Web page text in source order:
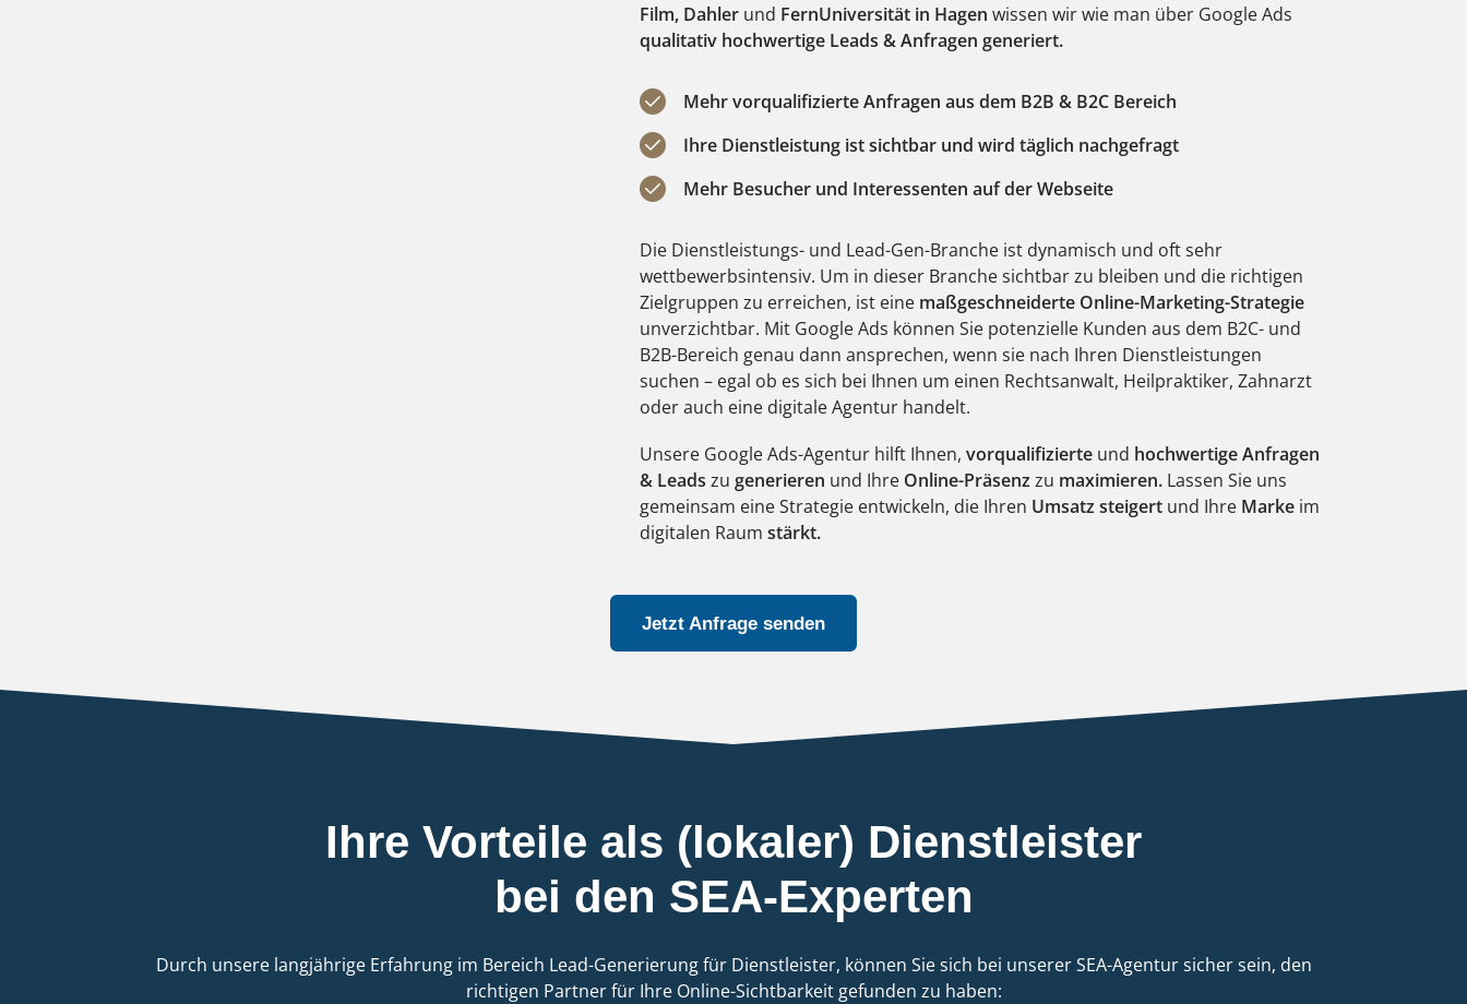
Film, Dahler und FernUniversität in Hagen wissen wir wie man über Google Ads
qualitativ hochwertige Leads & Anfragen generiert.
Mehr vorqualifizierte Anfragen aus dem B2B & B2C Bereich
Ihre Dienstleistung ist sichtbar und wird täglich nachgefragt
Mehr Besucher und Interessenten auf der Webseite
Die Dienstleistungs- und Lead-Gen-Branche ist dynamisch und oft sehr
wettbewerbsintensiv. Um in dieser Branche sichtbar zu bleiben und die richtigen
Zielgruppen zu erreichen, ist eine maßgeschneiderte Online-Marketing-Strategie
unverzichtbar. Mit Google Ads können Sie potenzielle Kunden aus dem B2C- und
B2B-Bereich genau dann ansprechen, wenn sie nach Ihren Dienstleistungen
suchen – egal ob es sich bei Ihnen um einen Rechtsanwalt, Heilpraktiker, Zahnarzt
oder auch eine digitale Agentur handelt.
Unsere Google Ads-Agentur hilft Ihnen,vorqualifizierte und hochwertige Anfragen
& Leads zugenerieren und Ihre Online-Präsenz zu maximieren. Lassen Sie uns
gemeinsam eine Strategie entwickeln, die Ihren Umsatz steigert und Ihre Marke im
digitalen Raumstärkt.
Jetzt Anfrage senden
Ihre Vorteile als (lokaler) Dienstleister
bei den SEA-Experten
Durch unsere langjährige Erfahrung im Bereich Lead-Generierung für Dienstleister, können Sie sich bei unserer SEA-Agentur sicher sein, den
richtigen Partner für Ihre Online-Sichtbarkeit gefunden zu haben: